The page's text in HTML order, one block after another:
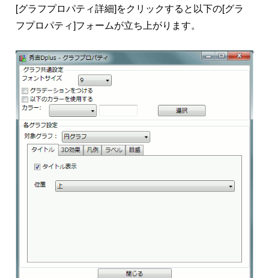
[グラフプロパティ詳細]をクリックすると以下の[グラ
フプロパティ]フォームが立ち上がります。